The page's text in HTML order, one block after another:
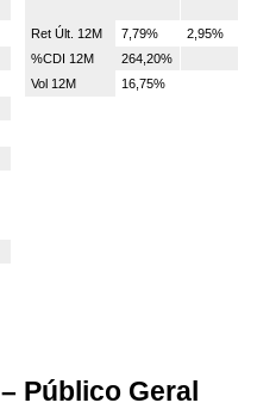
Ret Últ. 12M 7,79%
2,95%
%CDI 12M
264,20%
Vol 12M
16,75%
– Público Geral